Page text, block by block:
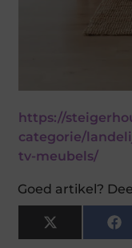
https://
categorie/
tv-meubels/
Goed artikel?
X
(Twitter)